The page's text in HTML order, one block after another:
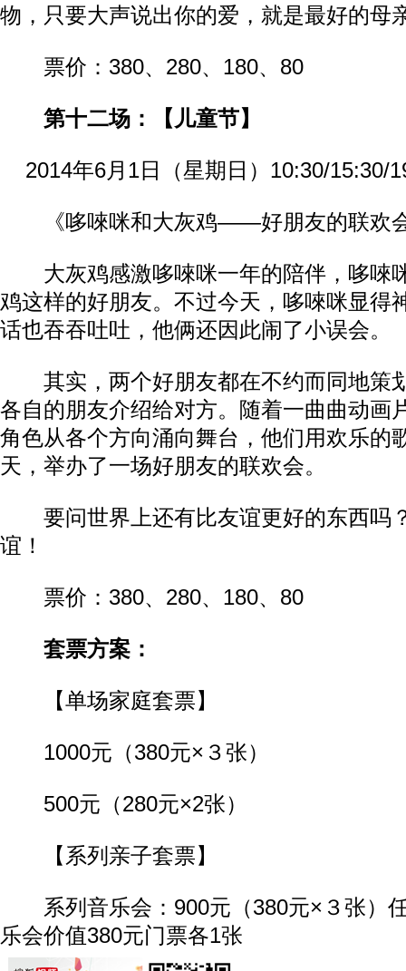
物，只要大声说出你的爱，就是最好的母
票价：380、280、180、80
第十二场：【儿童节】
2014年6月1日（星期日）10:30/15:30/
《哆唻咪和大灰鸡——好朋友的联欢
大灰鸡感激哆唻咪一年的陪伴，哆唻
鸡这样的好朋友。不过今天，哆唻咪显得
话也吞吞吐吐，他俩还因此闹了小误会。
其实，两个好朋友都在不约而同地策
各自的朋友介绍给对方。随着一曲曲动画
角色从各个方向涌向舞台，他们用欢乐的
天，举办了一场好朋友的联欢会。
要问世界上还有比友谊更好的东西吗
谊！
票价：380、280、180、80
套票方案：
【单场家庭套票】
1000元（380元×３张）
500元（280元×2张）
【系列亲子套票】
系列音乐会：900元（380元×３张）
乐会价值380元门票各1张